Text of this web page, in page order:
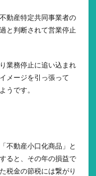
動産特定共同事業者の
と判断されて営業停止
業務停止に追い込まれ
メージを引っ張って
うです。
不動産小口化商品」と
ると、その年の損益で
税金の節税には繋がり